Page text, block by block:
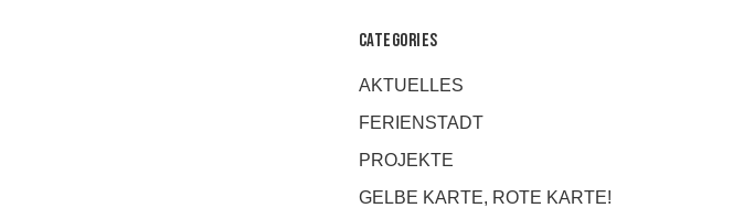
Categories
AKTUELLES
FERIENSTADT
PROJEKTE
GELBE KARTE, ROTE KARTE!